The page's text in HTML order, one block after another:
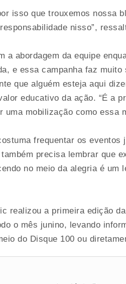
isso que trouxemos nossa
nisso”,
abordagem da equipe
e essa campanha faz
que alguém esteja aqui
educativo da ação. “É a
mobilização como
frequentar os
precisa lembrar que
no meio da alegria é
realizou a primeira edição
o mês junino, levando
do Disque 100 ou